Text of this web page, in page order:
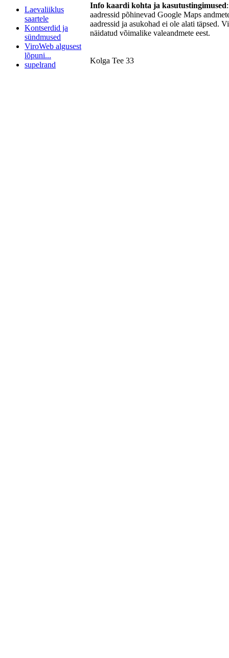
Laevaliiklus
saartele
Kontserdid ja
sündmused
ViroWeb algusest
lõpuni...
supelrand
Info kaardi kohta ja kasutustingimused
aadressid põhinevad Google Maps
aadressid ja asukohad ei ole alati täpsed.
näidatud võimalike valeandmete eest.
Kolga Tee 33